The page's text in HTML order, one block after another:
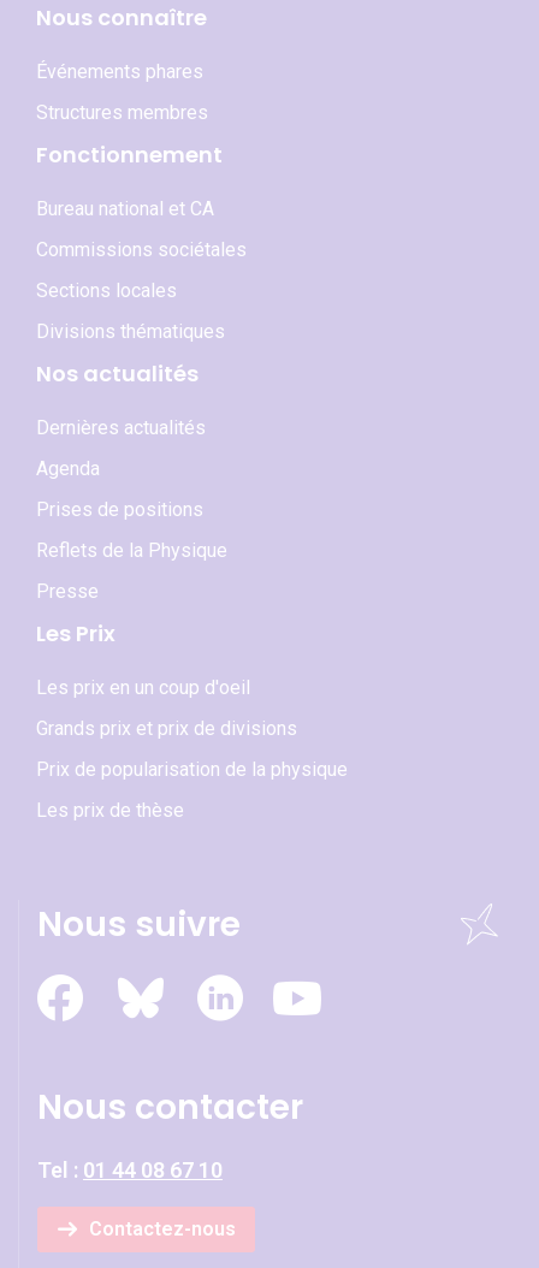
Nous connaître
Événements phares
Structures membres
Fonctionnement
Bureau national et CA
Commissions sociétales
Sections locales
Divisions thématiques
Nos actualités
Dernières actualités
Agenda
Prises de positions
Reflets de la Physique
Presse
Les Prix
Les prix en un coup d'oeil
Grands prix et prix de divisions
Prix de popularisation de la physique
Les prix de thèse
Nous suivre
Nous contacter
Tel : 01 44 08 67 10
Contactez-nous